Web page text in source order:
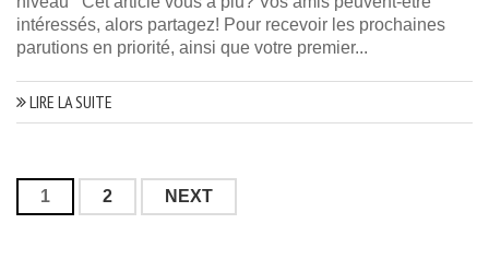
intéressés, alors partagez! Pour recevoir les prochaines
parutions en priorité, ainsi que votre premier...
LIRE LA SUITE
1 2 NEXT